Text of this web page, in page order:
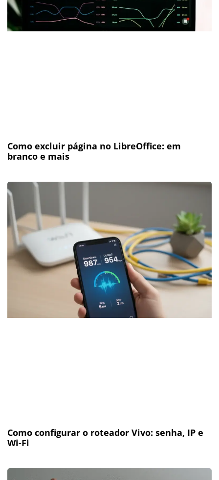
Como excluir página no LibreOffice: em
branco e mais
Como configurar o roteador Vivo: senha, IP e
Wi-Fi